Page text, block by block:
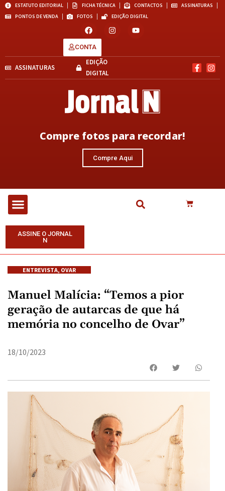
ESTATUTO EDITORIAL FICHA TÉCNICA CONTACTOS
ASSINATURAS
PONTOS DE VENDA
FOTOS EDIÇÃO DIGITAL
CONTA
ASSINATURAS
EDIÇÃO
DIGITAL
Compre fotos para recordar!
Compre Aqui
ASSINE O JORNAL
N
ENTREVISTA, OVAR
Manuel Malícia: “Temos a pior
geração de autarcas de que há
memória no concelho de Ovar”
18/10/2023